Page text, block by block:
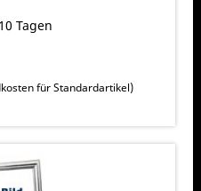
Tagen
für Standardartikel)